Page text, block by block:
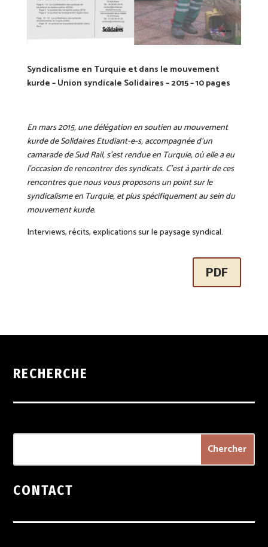
Syndicalisme en Turquie et dans le mouvement
kurde – Union syndicale Solidaires – 2015 – 10 pages
En mars 2015, une délégation en soutien au mouvement
kurde de Solidaires Etudiant-e-s, accompagnée d’un
camarade de Sud Rail, s’est rendue en Turquie, où elle a eu
l’occasion de rencontrer des syndicats. C’est à partir de ces
rencontres que nous vous proposons un pointsur le
syndicalisme en Turquie, et plus spécifiquement au sein du
mouvement kurde.
Interviews, récits, explications sur le paysage syndical.
PDF
RECHERCHE
CONTACT